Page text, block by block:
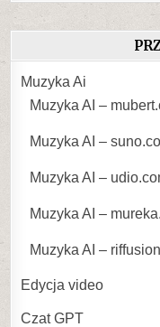
Muzyka Ai
Muzyka AI –
Muzyka AI –
Muzyka AI –
Muzyka AI –
Muzyka AI –
Edycja video
Czat GPT